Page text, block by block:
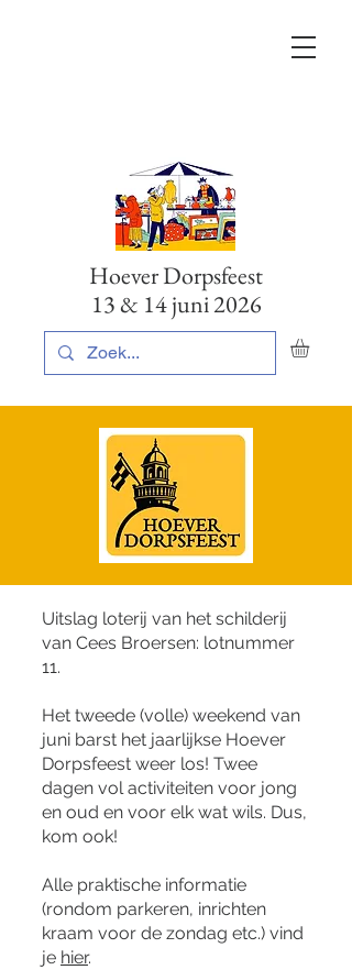
Hoever Dorpsfeest
13 & 14 juni 2026
Uitslag loterij van het schilderij
van Cees Broersen: lotnummer
11.
Het tweede (volle) weekend van
juni barst het jaarlijkse Hoever
Dorpsfeest weer los! Twee
dagen vol activiteiten voor jong
en oud en voor elk wat wils. Dus,
kom ook!
Alle praktische informatie
(rondom parkeren, inrichten
kraam voor de zondag etc.) vind
je hier.